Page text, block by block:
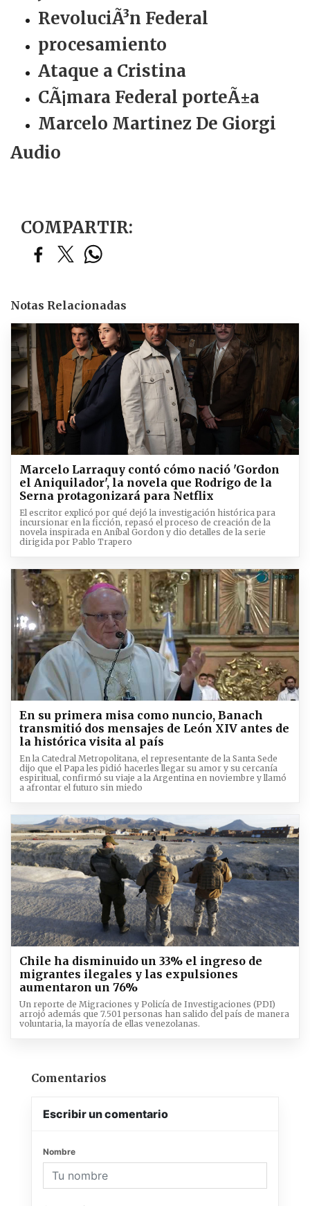
RevoluciÃ³n Federal
procesamiento
Ataque a Cristina
CÃ¡mara Federal porteÃ±a
Marcelo Martinez De Giorgi
Audio
COMPARTIR:
Notas Relacionadas
Marcelo Larraquy contó cómo nació 'Gordon
el Aniquilador', la novela que Rodrigo de la
Serna protagonizará para Netflix
El escritor explicó por qué dejó la investigación histórica para
incursionar en la ficción, repasó el proceso de creación de la
novela inspirada en Aníbal Gordon y dio detalles de la serie
dirigida por Pablo Trapero
En su primera misa como nuncio, Banach
transmitió dos mensajes de León XIV antes de
la histórica visita al país
En la Catedral Metropolitana, el representante de la Santa Sede
dijo que el Papa les pidió hacerles llegar su amor y su cercanía
espiritual, confirmó su viaje a la Argentina en noviembre y llamó
a afrontar el futuro sin miedo
Chile ha disminuido un 33% el ingreso de
migrantes ilegales y las expulsiones
aumentaron un 76%
Un reporte de Migraciones y Policía de Investigaciones (PDI)
arrojó además que 7.501 personas han salido del país de manera
voluntaria, la mayoría de ellas venezolanas.
Comentarios
Escribir un comentario
Nombre